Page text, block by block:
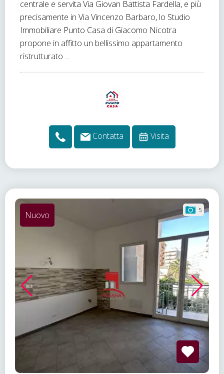
centrale e servita Via Giovan Battista Fardella, e più
precisamente in Via Vincenzo Barbaro, lo Studio
Immobiliare Punto Casa di Giacomo Nicotra
propone in affitto un bellissimo appartamento
ristrutturato ...
Contatta Visita
5
Nuovo